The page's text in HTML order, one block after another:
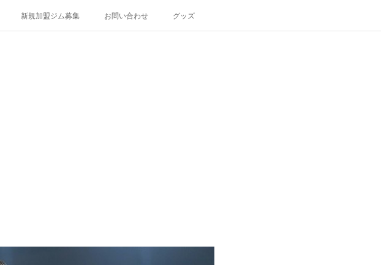
新規加盟ジム募集 お問い合わせ グッズ